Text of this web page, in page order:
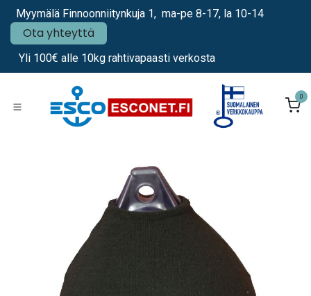
Siirry sisältöön
Myymälä Finnoonniitynkuja 1, ma-pe 8-17, la 10-14
Ota yhteyttä
Yli 100€ alle 10kg rahtivapaasti verkosta
0